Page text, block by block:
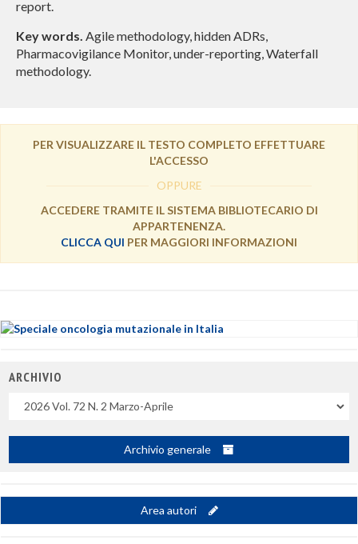
report.
Key words. Agile methodology, hidden ADRs,
Pharmacovigilance Monitor, under-reporting, Waterfall
methodology.
PER VISUALIZZARE IL TESTO COMPLETO EFFETTUARE
L'ACCESSO
OPPURE
ACCEDERE TRAMITE IL SISTEMA BIBLIOTECARIO DI
APPARTENENZA.
CLICCA QUI PER MAGGIORI INFORMAZIONI
ARCHIVIO
Uscite
Archivio generale
Area autori